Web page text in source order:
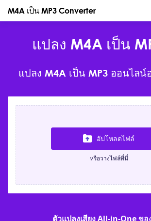
M4A เป็น MP3 Converter
แปลง M4A เป็น
แปลง M4A เป็น MP3 ออนไลน์
อัปโหลดไฟล์
หรือวางไฟล์ที่นี่
ตัวแปลงเสียง All-in-One ข